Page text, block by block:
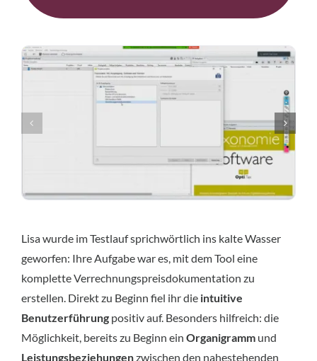
Lisa wurde im Testlauf sprichwörtlich ins kalte Wasser
geworfen: Ihre Aufgabe war es, mit dem Tool eine
komplette Verrechnungspreisdokumentation zu
erstellen. Direkt zu Beginn fiel ihr die intuitive
Benutzerführungpositiv auf. Besonders hilfreich: die
Möglichkeit, bereits zu Beginn ein Organigrammund
Leistungsbeziehungenzwischen den nahestehenden